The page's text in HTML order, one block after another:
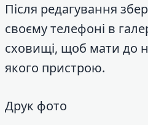
Після редагування
своєму телефоні в
сховищі, щоб мати до
якого пристрою.
Друк фото